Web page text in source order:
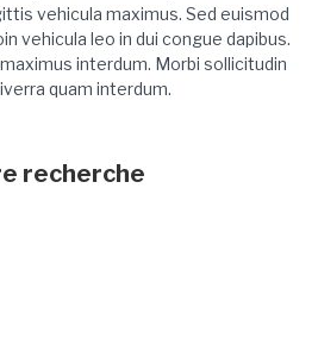
vehicula maximus. Sed euismod
vehicula leo in dui congue dapibus.
interdum. Morbi sollicitudin
quam interdum.
recherche